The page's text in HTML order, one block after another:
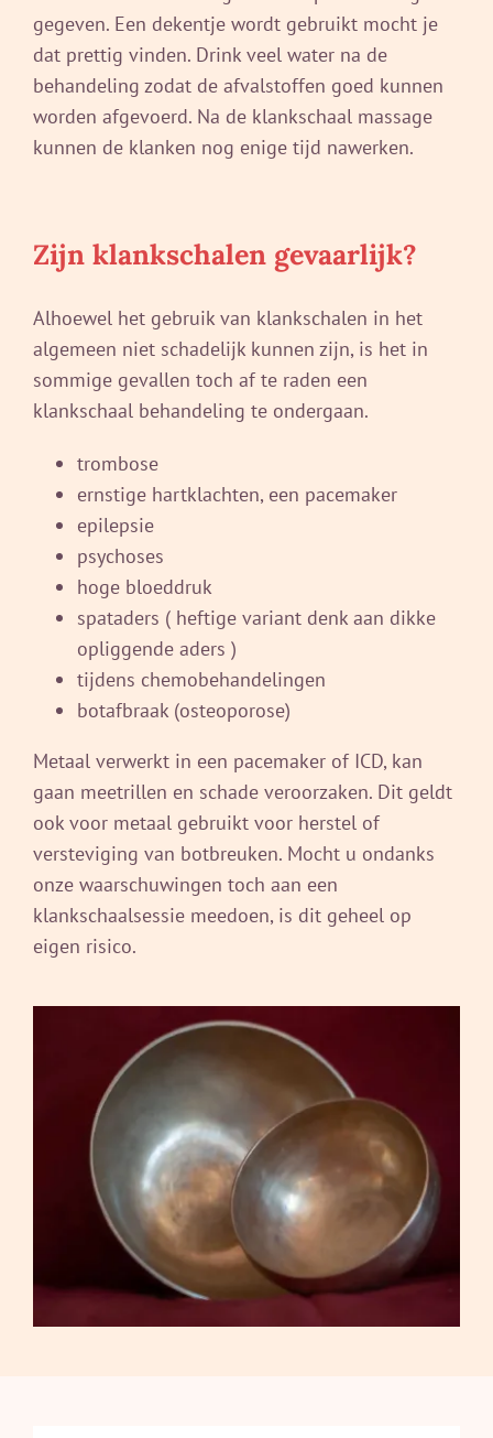
gegeven. Een dekentje wordt gebruikt mocht je
dat prettig vinden. Drink veel water na de
behandeling zodat de afvalstoffen goed kunnen
worden afgevoerd. Na de klankschaal massage
kunnen de klanken nog enige tijd nawerken.
Zijn klankschalen gevaarlijk?
Alhoewel het gebruik van klankschalen in het
algemeen niet schadelijk kunnen zijn, is het in
sommige gevallen toch af te raden een
klankschaal behandeling te ondergaan.
trombose
ernstige hartklachten, een pacemaker
epilepsie
psychoses
hoge bloeddruk
spataders ( heftige variant denk aan dikke
opliggende aders )
tijdens chemobehandelingen
botafbraak (osteoporose)
Metaal verwerkt in een pacemaker of ICD, kan
gaan meetrillen en schade veroorzaken. Dit geldt
ook voor metaal gebruikt voor herstel of
versteviging van botbreuken. Mocht u ondanks
onze waarschuwingen toch aan een
klankschaalsessie meedoen, is dit geheel op
eigen risico.